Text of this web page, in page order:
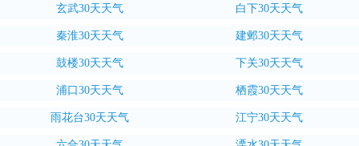
玄武30天天气 白下30天天气
秦淮30天天气 建邺30天天气
鼓楼30天天气 下关30天天气
浦口30天天气 栖霞30天天气
雨花台30天天气 江宁30天天气